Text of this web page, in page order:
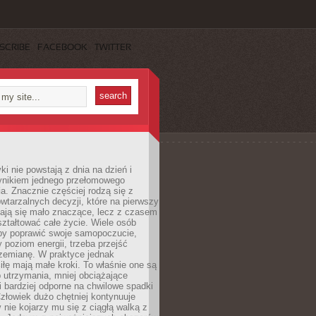
FACEBOOK TWITTER
nie powstają z dnia na dzień i
jednego przełomowego
Znacznie częściej rodzą się z
decyzji, które na pierwszy
się mało znaczące, lecz z czasem
całe życie. Wiele osób
poprawić swoje samopoczucie,
poziom energii, trzeba przejść
W praktyce jednak
mają małe kroki. To właśnie one są
utrzymania, mniej obciążające
bardziej odporne na chwilowe spadki
dużo chętniej kontynuuje
nie kojarzy mu się z ciągłą walką z